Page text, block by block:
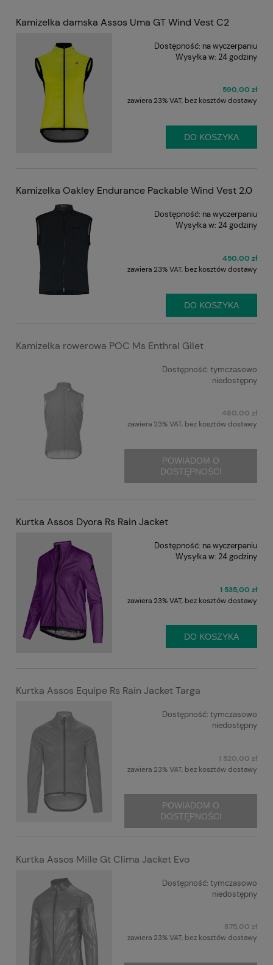
Kamizelka damska Assos Uma GT Wind Vest C2
Dostępność: na wyczerpaniu
Wysyłka w: 24 godziny
590,00 zł
zawiera 23% VAT, bez kosztów dostawy
DO KOSZYKA
Kamizelka Oakley Endurance Packable Wind Vest 2.0
Dostępność: na wyczerpaniu
Wysyłka w: 24 godziny
450,00 zł
zawiera 23% VAT, bez kosztów dostawy
DO KOSZYKA
Kamizelka rowerowa POC Ms Enthral Gilet
Dostępność: tymczasowo
niedostępny
480,00 zł
zawiera 23% VAT, bez kosztów dostawy
POWIADOM O
DOSTĘPNOŚCI
Kurtka Assos Dyora Rs Rain Jacket
Dostępność: na wyczerpaniu
Wysyłka w: 24 godziny
1 535,00 zł
zawiera 23% VAT, bez kosztów dostawy
DO KOSZYKA
Kurtka Assos Equipe Rs Rain Jacket Targa
Dostępność: tymczasowo
niedostępny
1 520,00 zł
zawiera 23% VAT, bez kosztów dostawy
POWIADOM O
DOSTĘPNOŚCI
Kurtka Assos Mille Gt Clima Jacket Evo
Dostępność: tymczasowo
niedostępny
875,00 zł
zawiera 23% VAT, bez kosztów dostawy